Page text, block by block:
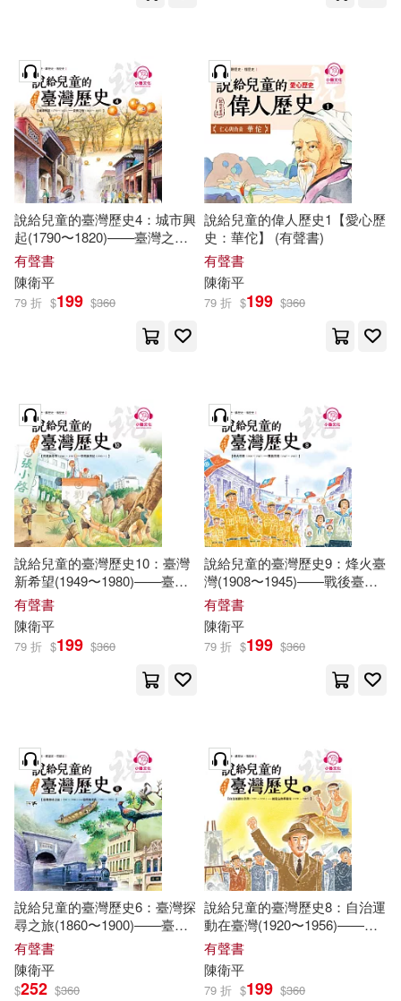
陳衛平，郁振華著(1)
黛安．吉佛瑞(1)
，陳衛平主編(1)
中國農業出版社(1)
人民日報出版社(1)
人民衛生出版社(1)
團結出版社(1)
天津科學技術出版社(1)
希望出版社(1) 桂冠(1)
清華大學出版社(1)
科學出版社(1)
華東師範大學出版社(1)
貴州人民出版社(1)
高等教育出版社(1)
齊魯書社(1)
適合平板閱讀(44)
其他 (可複選)
現在可購買商品(175)
作者/演唱/譯/編/繪(252)
-
說給兒童的臺灣歷史4：城市興
起(1790〜1820)——臺灣之寶
(1840〜1885) (有聲書)
有聲書
陳衛平
79 折 $199 $360
說給兒童的偉人歷史1【愛心歷
史：華佗】 (有聲書)
有聲書
陳衛平
79 折 $199 $360
說給兒童的臺灣歷史10：臺灣
新希望(1949〜1980)——臺灣
新世紀(1980〜) (有聲書)
有聲書
陳衛平
79 折 $199 $360
說給兒童的臺灣歷史9：烽火臺
灣(1908〜1945)——戰後臺灣
(1945〜1960) (有聲書)
有聲書
陳衛平
79 折 $199 $360
說給兒童的臺灣歷史6：臺灣探
尋之旅(1860〜1900)——臺灣
現代化(1880〜1895) (有聲書)
有聲書
陳衛平
$252 $360
說給兒童的臺灣歷史8：自治運
動在臺灣(1920〜1956)——被
遺忘的藝術家(1920〜1947) (有
聲書)
有聲書
陳衛平
79 折 $199 $360